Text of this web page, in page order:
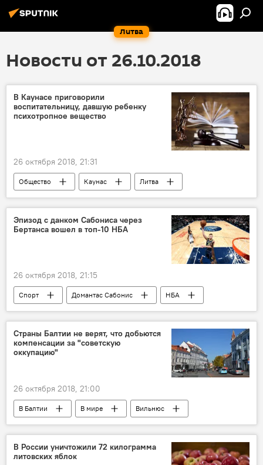
Литва
Новости от 26.10.2018
В Каунасе приговорили
воспитательницу, давшую ребенку
психотропное вещество
26 октября 2018, 21:31
Общество Каунас Литва
Эпизод с данком Сабониса через
Бертанса вошел в топ-10 НБА
26 октября 2018, 21:15
Спорт Домантас Сабонис НБА
Страны Балтии не верят, что добьются
компенсации за "советскую
оккупацию"
26 октября 2018, 21:00
В Балтии В мире
Вильнюс
Балтийская ассамблея
"советская оккупация"
страны Балтии
Литва
Латвия
В России уничтожили 72 килограмма
литовских яблок